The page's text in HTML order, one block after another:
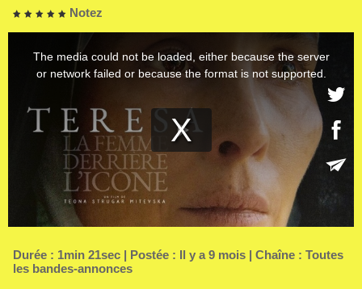
Notez
Durée : 1min 21sec | Postée : Il y a 9 mois | Chaîne : Toutes
les bandes-annonces